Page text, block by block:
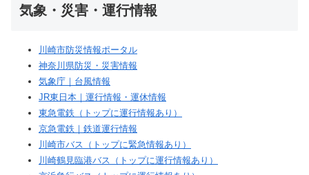
気象・災害・運行情報
川崎市防災情報ポータル
神奈川県防災・災害情報
気象庁｜台風情報
JR東日本｜運行情報・運休情報
東急電鉄（トップに運行情報あり）
京急電鉄｜鉄道運行情報
川崎市バス（トップに緊急情報あり）
川崎鶴見臨港バス（トップに運行情報あり）